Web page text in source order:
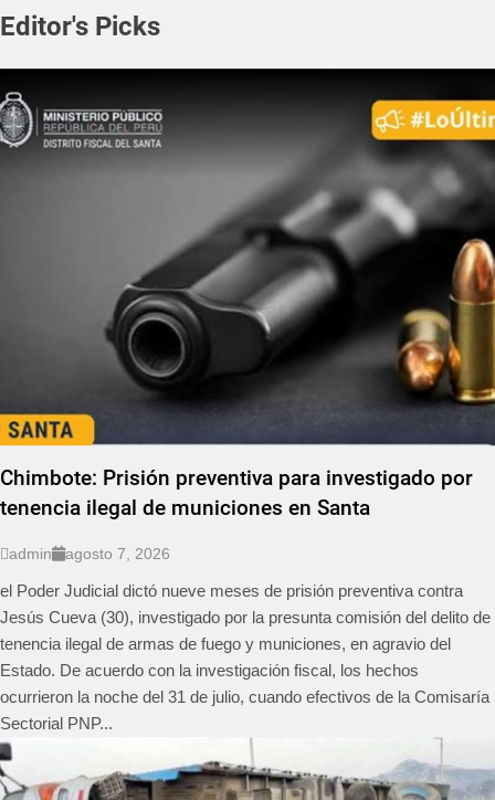
Editor's Picks
Chimbote: Prisión preventiva para investigado por
tenencia ilegal de municiones en Santa
admin agosto 7, 2026
el Poder Judicial dictó nueve meses de prisión preventiva contra
Jesús Cueva (30), investigado por la presunta comisión del delito de
tenencia ilegal de armas de fuego y municiones, en agravio del
Estado. De acuerdo con la investigación fiscal, los hechos
ocurrieron la noche del 31 de julio, cuando efectivos de la Comisaría
Sectorial PNP...
REGIONAL